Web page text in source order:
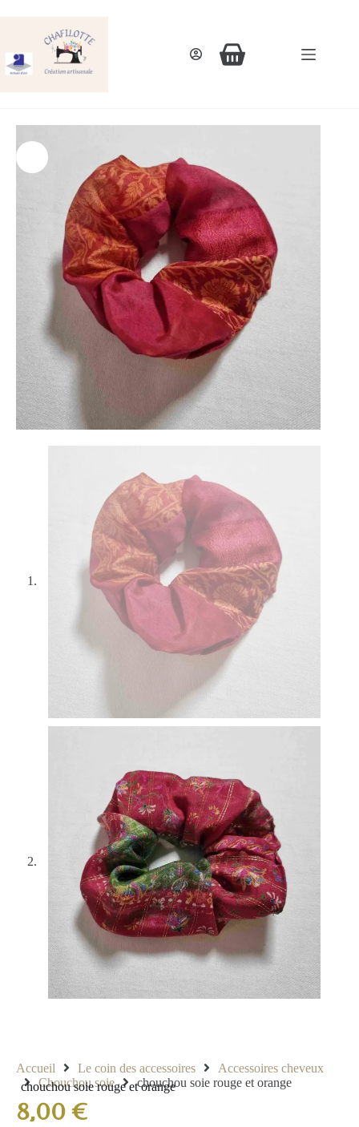
Accueil Le coin des accessoires
Accessoires cheveux
Chouchou soie
chouchou soie rouge et orange
chouchou soie rouge et orange
8,00€